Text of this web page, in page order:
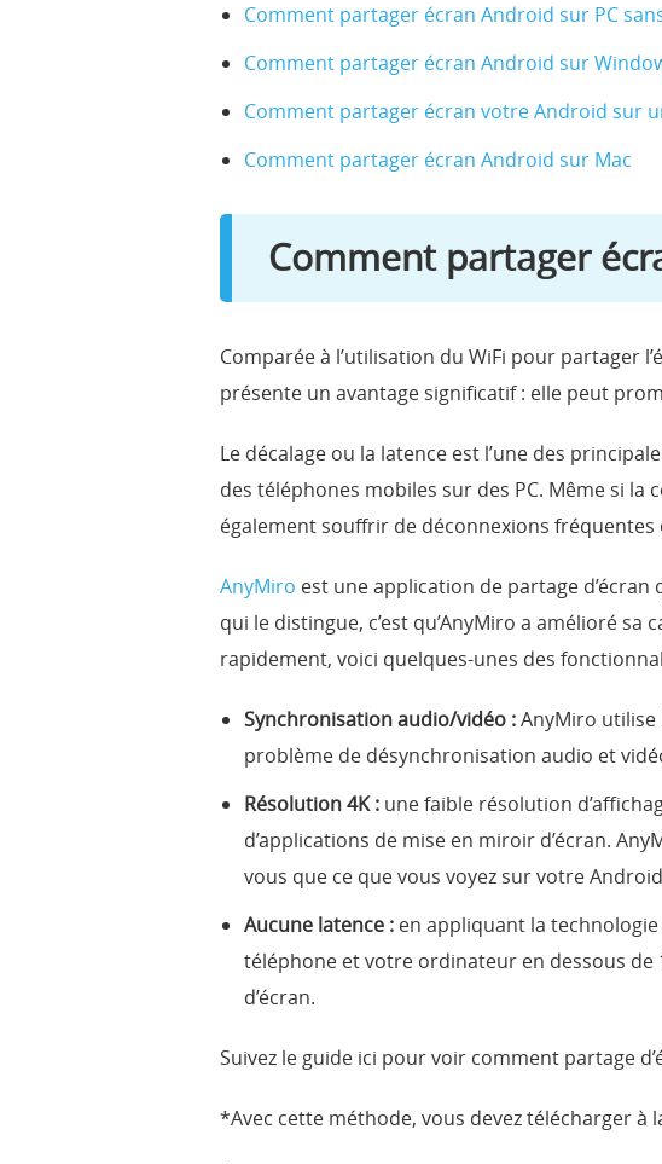
Comment partager écran Android sur PC
Comment partager écran Android sur
Comment partager écran votre Android sur
Comment partager écran Android sur Mac
Comment partager
Comparée à l’utilisation du WiFi pour partager
présente un avantage significatif : elle peut
Le décalage ou la latence est l’une des
des téléphones mobiles sur des PC. Même si
également souffrir de déconnexions fréquentes
AnyMiro est une application de partage d’écran
qui le distingue, c’est qu’AnyMiro a amélioré
rapidement, voici quelques-unes des
Synchronisation audio/vidéo :AnyMiro utilise
problème de désynchronisation audio et
Résolution 4K : une faible résolution
d’applications de mise en miroir d’écran.
vous que ce que vous voyez sur votre
Aucune latence : en appliquant la
téléphone et votre ordinateur en dessous
d’écran.
Suivez le guide ici pour voir comment partage
*Avec cette méthode, vous devez télécharger à